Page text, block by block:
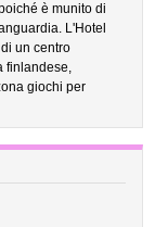
è munito di
L'Hotel
un centro
finlandese,
giochi per